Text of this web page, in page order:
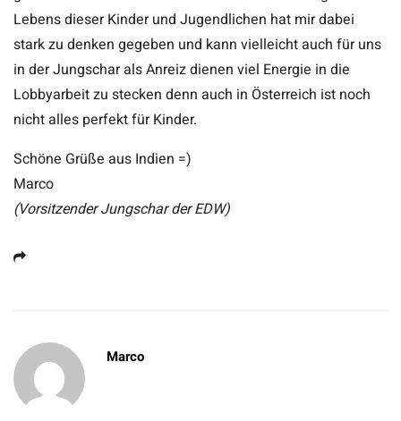
Lebens dieser Kinder und Jugendlichen hat mir dabei
stark zu denken gegeben und kann vielleicht auch für uns
in der Jungschar als Anreiz dienen viel Energie in die
Lobbyarbeit zu stecken denn auch in Österreich ist noch
nicht alles perfekt für Kinder.
Schöne Grüße aus Indien =)
Marco
(Vorsitzender Jungschar der EDW)
Marco